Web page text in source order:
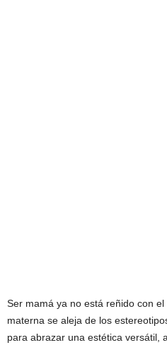
Ser mamá ya no está reñido con
materna se aleja de los
para abrazar una estética versátil,